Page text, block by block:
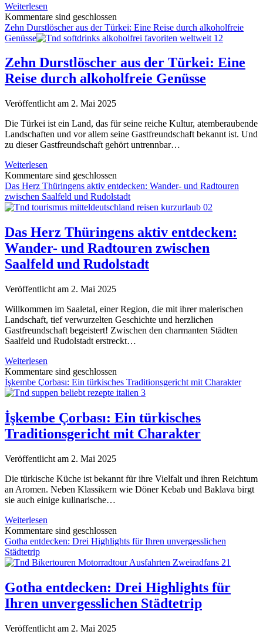
Weiterlesen
Schatten
ehrwürdiger
Türme:
Dome
Mitteldeutschlands
und
Geschichten
Kommentare sind geschlossen
Zehn Durstlöscher aus der Türkei: Eine Reise durch alkoholfreie
Genüsse
Zehn Durstlöscher aus der Türkei: Eine
Reise durch alkoholfreie Genüsse
Veröffentlicht am 2. Mai 2025
Die Türkei ist ein Land, das für seine reiche Kultur, atemberaubende
Landschaften und vor allem seine Gastfreundschaft bekannt ist. Und
zu dieser Gastfreundschaft gehört untrennbar…
Weiterlesen
Durstlöscher
aus
der
Türkei:
Reise
durch
alkoholfreie
Genüsse
Kommentare sind geschlossen
Das Herz Thüringens aktiv entdecken: Wander- und Radtouren
zwischen Saalfeld und Rudolstadt
Das Herz Thüringens aktiv entdecken:
Wander- und Radtouren zwischen
Saalfeld und Rudolstadt
Veröffentlicht am 2. Mai 2025
Willkommen im Saaletal, einer Region, die mit ihrer malerischen
Landschaft, tief verwurzelten Geschichte und herzlichen
Gastfreundschaft begeistert! Zwischen den charmanten Städten
Saalfeld und Rudolstadt erstreckt…
Weiterlesen
Herz
Thüringens
aktiv
Wander-
und
Radtouren
Saalfeld
Rudolstadt
Kommentare sind geschlossen
İşkembe Çorbası: Ein türkisches Traditionsgericht mit Charakter
İşkembe Çorbası: Ein türkisches
Traditionsgericht mit Charakter
Veröffentlicht am 2. Mai 2025
Die türkische Küche ist bekannt für ihre Vielfalt und ihren Reichtum
an Aromen. Neben Klassikern wie Döner Kebab und Baklava birgt
sie auch einige kulinarische…
Weiterlesen
Çorbası:
Ein
Traditionsgericht
Charakter
Kommentare sind geschlossen
Gotha entdecken: Drei Highlights für Ihren unvergesslichen
Städtetrip
Gotha entdecken: Drei Highlights für
Ihren unvergesslichen Städtetrip
Veröffentlicht am 2. Mai 2025